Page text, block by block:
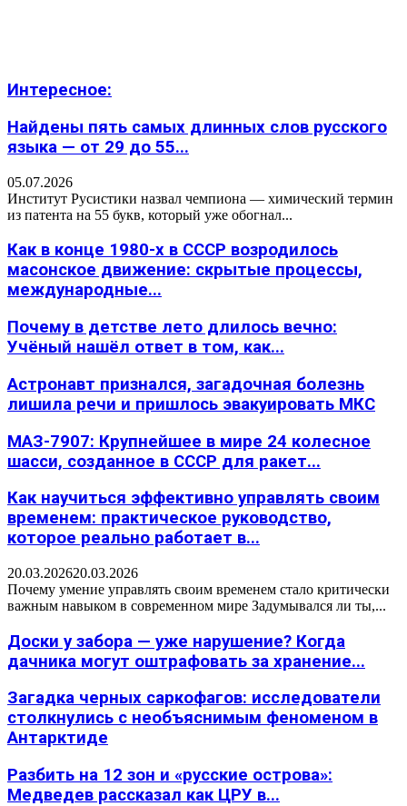
Интересное:
Найдены пять самых длинных слов русского
языка — от 29 до 55...
05.07.2026
Институт Русистики назвал чемпиона — химический термин
из патента на 55 букв, который уже обогнал...
Как в конце 1980-х в СССР возродилось
масонское движение: скрытые процессы,
международные...
Почему в детстве лето длилось вечно:
Учёный нашёл ответ в том, как...
Астронавт признался, загадочная болезнь
лишила речи и пришлось эвакуировать МКС
МАЗ-7907: Крупнейшее в мире 24 колесное
шасси, созданное в СССР для ракет...
Как научиться эффективно управлять своим
временем: практическое руководство,
которое реально работает в...
20.03.202620.03.2026
Почему умение управлять своим временем стало критически
важным навыком в современном мире Задумывался ли ты,...
Доски у забора — уже нарушение? Когда
дачника могут оштрафовать за хранение...
Загадка черных саркофагов: исследователи
столкнулись с необъяснимым феноменом в
Антарктиде
Разбить на 12 зон и «русские острова»:
Медведев рассказал как ЦРУ в...